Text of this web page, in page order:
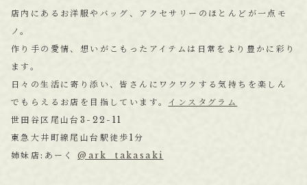
店内にあるお洋服やバッグ、アクセサリーのほとんどが一点モ
ノ。
作り手の愛情、想いがこもったアイテムは日常をより豊かに彩り
ます。
日々の生活に寄り添い、皆さんにワクワクする気持ちを楽しん
でもらえるお店を目指しています。 インスタグラム
世田谷区尾山台3-22-11
東急大井町線尾山台駅徒歩1分
姉妹店:あーく@ark_takasaki